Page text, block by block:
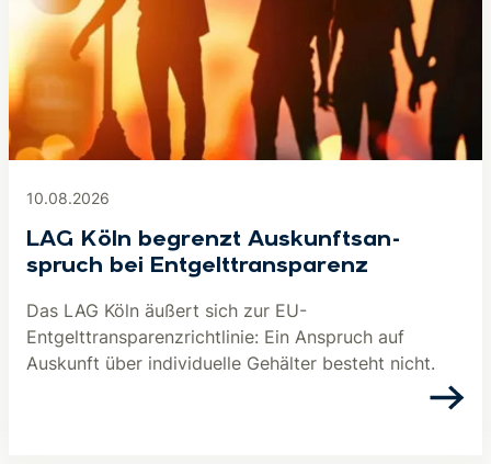
10.08.2026
LAG Köln begrenzt Aus­kunfts­an­
spruch bei Ent­gelt­trans­pa­renz
Das LAG Köln äußert sich zur EU-
Entgelttransparenzrichtlinie: Ein Anspruch auf
Auskunft über individuelle Gehälter besteht nicht.